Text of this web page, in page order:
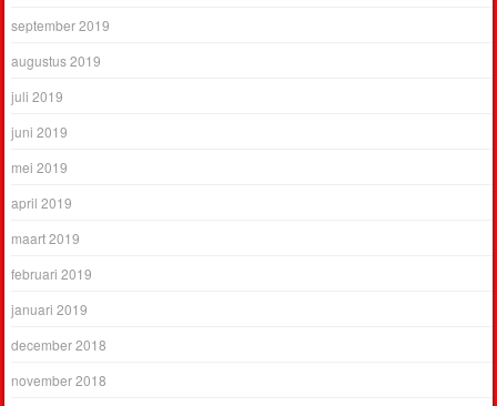
september 2019
augustus 2019
juli 2019
juni 2019
mei 2019
april 2019
maart 2019
februari 2019
januari 2019
december 2018
november 2018